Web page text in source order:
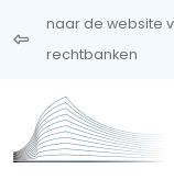
Overslaan en naar
naar de website
rechtbanken